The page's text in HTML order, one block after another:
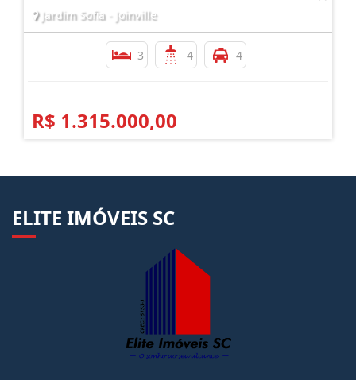
Jardim Sofia - Joinville
3 4 4
R$ 1.315.000,00
ELITE IMÓVEIS SC